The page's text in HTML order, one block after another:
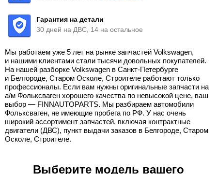
Гарантия на детали
30 дней на ДВС, 14 на остальное
Мы работаем уже 5 лет на рынке запчастей Volkswagen,
и нашими клиентами стали тысячи довольных покупателей.
На нашей разборке Volkswagen в Санкт-Петербурге
и Белгороде, Старом Осколе, Строителе работают только
профессионалы. Если вам нужны оригинальные запчасти на
а/м Фольксваген хорошего качества по невысокой цене, ваш
выбор — FINNAUTOPARTS. Мы разбираем автомобили
Фольксваген, не имеющие пробега по РФ. У нас очень
широкий ассортимент запчастей, включая контрактные
двигатели (ДВС), пункт выдачи заказов в Белгороде, Старом
Осколе, Строителе.
Выберите модель вашего